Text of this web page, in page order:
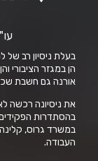
הן במגזר הציבורי
אורנה גם חשבת
את ניסיונה רכשה
בהסתדרות
במשרד גרוס,
העבודה.